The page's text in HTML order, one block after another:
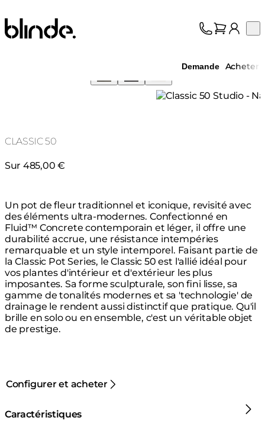
Blinde Design
Professionnels
Demande Acheter
CLASSIC 50
Sur 485,00 €
Un pot de fleur traditionnel et iconique, revisité avec
des éléments ultra-modernes. Confectionné en
Fluid™ Concrete contemporain et léger, il offre une
durabilité accrue, une résistance intempéries
remarquable et un style intemporel. Faisant partie de
la Classic Pot Series, le Classic 50 est l'allié idéal pour
vos plantes d'intérieur et d'extérieur les plus
imposantes. Sa forme sculpturale, son fini lisse, sa
gamme de tonalités modernes et sa 'technologie' de
drainage le rendent aussi distinctif que pratique. Qu'il
brille en solo ou en ensemble, c'est un véritable objet
de prestige.
Configurer et acheter
Caractéristiques